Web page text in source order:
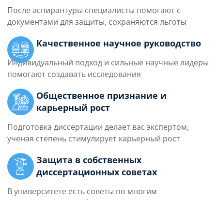
После аспирантуры специалисты помогают с
документами для защиты, сохраняются льготы
Качественное научное руководство
Индивидуальный подход и сильные научные лидеры
помогают создавать исследования
Общественное признание и
карьерный рост
Подготовка диссертации делает вас экспертом,
ученая степень стимулирует карьерный рост
Защита в собственных
диссертационных советах
В университете есть советы по многим